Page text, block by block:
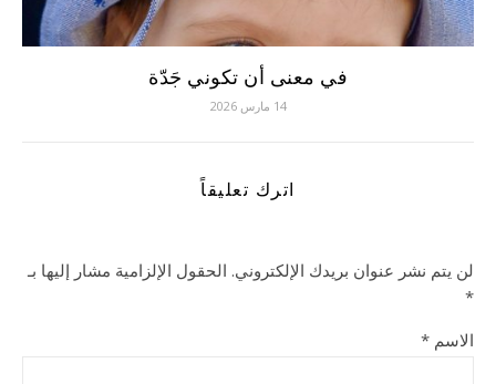
في معنى أن تكوني جَدّة
14 مارس 2026
اترك تعليقاً
لن يتم نشر عنوان بريدك الإلكتروني. الحقول الإلزامية مشار إليها بـ
*
الاسم *